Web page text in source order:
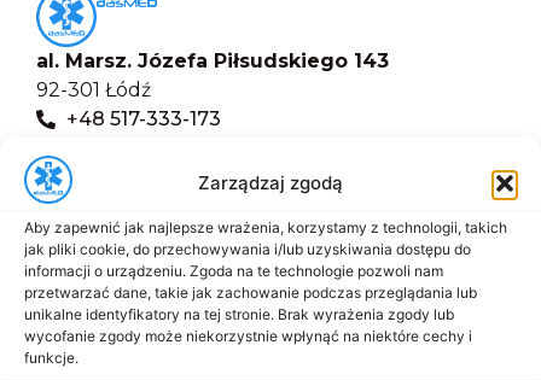
Zarządzaj zgodą
Aby zapewnić jak najlepsze wrażenia, korzystamy z technologii, takich
jak pliki cookie, do przechowywania i/lub uzyskiwania dostępu do
informacji o urządzeniu. Zgoda na te technologie pozwoli nam
przetwarzać dane, takie jak zachowanie podczas przeglądania lub
unikalne identyfikatory na tej stronie. Brak wyrażenia zgody lub
wycofanie zgody może niekorzystnie wpłynąć na niektóre cechy i
funkcje.
al. Marsz. Józefa Piłsudskiego 143
92-301 Łódź
+48 517-333-173
biuro@dasmed.pl
Menu
Start
O nas
Oferta
Cennik